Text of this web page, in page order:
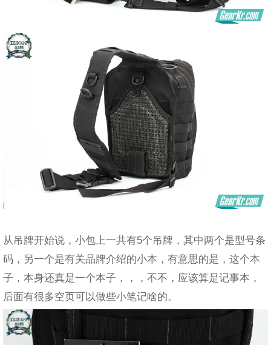
从吊牌开始说，小包上一共有5个吊牌，其中两个是型号条
码，另一个是有关品牌介绍的小本，有意思的是，这个本
子，本身还真是一个本子，，，不不，应该算是记事本，
后面有很多空页可以做些小笔记啥的。